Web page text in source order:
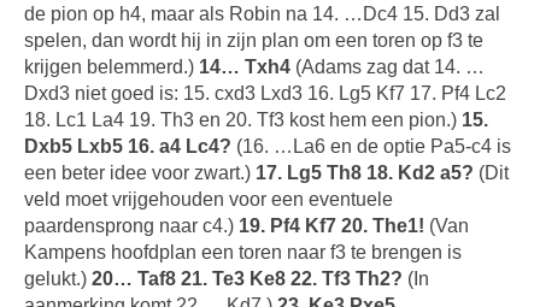
de pion op h4, maar als Robin na 14. …Dc4 15. Dd3 zal
spelen, dan wordt hij in zijn plan om een toren op f3 te
krijgen belemmerd.) 14… Txh4 (Adams zag dat 14. …
Dxd3 niet goed is: 15. cxd3 Lxd3 16. Lg5 Kf7 17. Pf4 Lc2
18. Lc1 La4 19. Th3 en 20. Tf3 kost hem een pion.) 15.
Dxb5 Lxb5 16. a4 Lc4? (16. …La6 en de optie Pa5-c4 is
een beter idee voor zwart.) 17. Lg5 Th8 18. Kd2 a5? (Dit
veld moet vrijgehouden voor een eventuele
paardensprong naar c4.) 19. Pf4 Kf7 20. The1! (Van
Kampens hoofdplan een toren naar f3 te brengen is
gelukt.) 20… Taf8 21. Te3 Ke8 22. Tf3 Th2? (In